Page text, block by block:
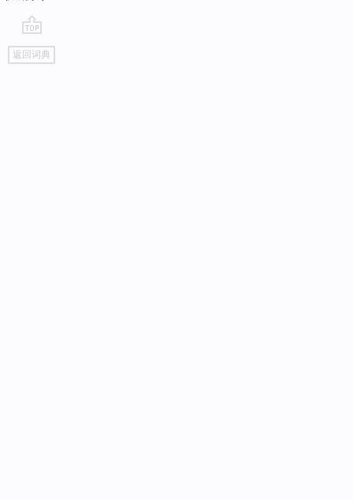
go
top
返回词典